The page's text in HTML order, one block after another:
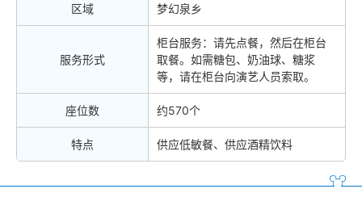
区域 梦幻泉乡
服务形式
柜台服务：请先点餐，然后在柜台
取餐。如需糖包、奶油球、糖浆
等，请在柜台向演艺人员索取。
座位数 约570个
特点 供应低敏餐、供应酒精饮料